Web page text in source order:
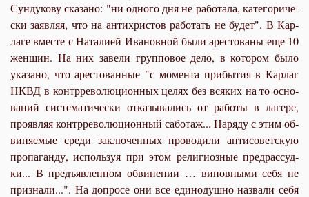
Сун­ду­ко­ву ска­за­но: "ни од­но­го дня не ра­бо­та­ла, ка­те­го­ри­че­
ски за­яв­ляя, что на ан­ти­хри­стов ра­бо­тать не бу­дет". В Кар­
ла­ге вме­сте с На­та­ли­ей Ива­нов­ной бы­ли аре­сто­ва­ны еще 10
жен­щин. На них за­ве­ли груп­по­вое де­ло, в ко­то­ром бы­ло
ука­за­но, что аре­сто­ван­ные "с мо­мен­та при­бы­тия в Кар­лаг
НКВД в контр­ре­во­лю­ци­он­ных це­лях без вся­ких на то ос­но­
ва­ний си­сте­ма­ти­че­ски от­ка­зы­ва­лись от ра­бо­ты в ла­ге­ре,
про­яв­ляя контр­ре­во­лю­ци­он­ный са­бо­таж... На­ря­ду с этим об­
ви­ня­е­мые сре­ди за­клю­чен­ных про­во­ди­ли ан­ти­со­вет­скую
про­па­ган­ду, ис­поль­зуя при этом ре­ли­ги­оз­ные пред­рас­суд­
ки... В предъ­яв­лен­ном об­ви­не­нии … ви­нов­ны­ми се­бя не
при­зна­ли...". На до­про­се они все еди­но­душ­но на­зва­ли се­бя